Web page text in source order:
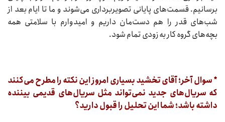
برسانیم. قسمت‌های پایانی تصویربرداری می‌شوند و ما تا ایام بعد از
شب‌های قدر را هم دست‌مان داریم و امیدوارم با سلامتی همه
بچه‌های گروه کار به زودی تمام شود.
* سوال آخر؛ آقای تخشید بسیاری امروز این نکته را مطرح می‌کنند
که سریال‌های جدید نمی‌تواند مثل سریال‌های قدیمی بیننده
داشته باشد؛ شما این تحلیل را قبول دارید؟